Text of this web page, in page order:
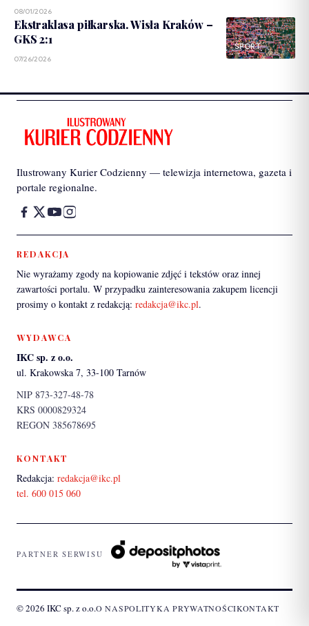
08/01/2026
SPORT
Ekstraklasa piłkarska. Wisła Kraków –
GKS 2:1
07/26/2026
Ilustrowany Kurier Codzienny — telewizja internetowa, gazeta i
portale regionalne.
REDAKCJA
Nie wyrażamy zgody na kopiowanie zdjęć i tekstów oraz innej
zawartości portalu. W przypadku zainteresowania zakupem licencji
prosimy o kontakt z redakcją: redakcja@ikc.pl.
WYDAWCA
IKC sp. z o.o.
ul. Krakowska 7, 33-100 Tarnów
NIP 873-327-48-78
KRS 0000829324
REGON 385678695
KONTAKT
Redakcja: redakcja@ikc.pl
tel. 600 015 060
PARTNER SERWISU
© 2026 IKC sp. z o.o.O NASPOLITYKA PRYWATNOŚCIKONTAKT